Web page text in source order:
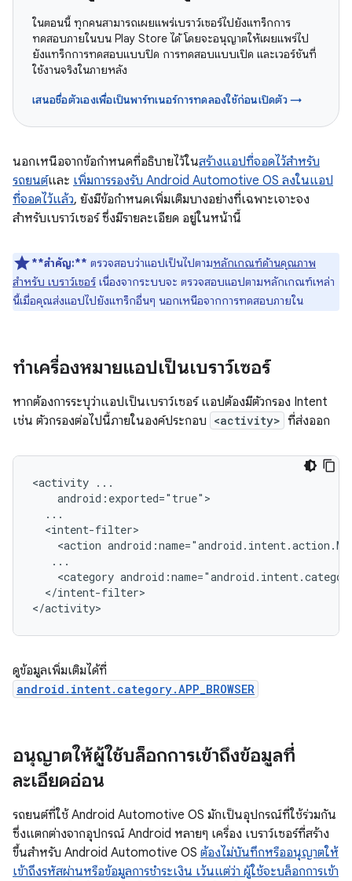
ในตอนนี้ ทุกคนสามารถเผยแพร่เบราว์เซอร์ไปยังแทร็กการ
ทดสอบภายในบน Play Store ได้ โดยจะอนุญาตให้เผยแพร่ไป
ยังแทร็กการทดสอบแบบปิด การทดสอบแบบเปิด และเวอร์ชันที่
ใช้งานจริงในภายหลัง
เสนอชื่อตัวเองเพื่อเป็นพาร์ทเนอร์การทดลองใช้ก่อนเปิดตัว →
นอกเหนือจากข้อกำหนดที่อธิบายไว้ในสร้างแอปที่จอดไว้สำหรับ
รถยนต์และ เพิ่มการรองรับ Android Automotive OS ลงในแอป
ที่จอดไว้แล้ว, ยังมีข้อกำหนดเพิ่มเติมบางอย่างที่เฉพาะเจาะจง
สำหรับเบราว์เซอร์ ซึ่งมีรายละเอียด อยู่ในหน้านี้
**สำคัญ:** ตรวจสอบว่าแอปเป็นไปตามหลักเกณฑ์ด้านคุณภาพ
สำหรับ เบราว์เซอร์ เนื่องจากระบบจะ ตรวจสอบแอปตามหลักเกณฑ์เหล่า
นี้เมื่อคุณส่งแอปไปยังแทร็กอื่นๆ นอกเหนือจากการทดสอบภายใน
ทำเครื่องหมายแอปเป็นเบราว์เซอร์
หากต้องการระบุว่าแอปเป็นเบราว์เซอร์ แอปต้องมีตัวกรอง Intent
เช่น ตัวกรองต่อไปนี้ภายในองค์ประกอบ <activity> ที่ส่งออก
<activity
<action
<category
</intent-filter>
ดูข้อมูลเพิ่มเติมได้ที่
android.intent.category.APP_BROWSER
อนุญาตให้ผู้ใช้บล็อกการเข้าถึงข้อมูลที่
ละเอียดอ่อน
รถยนต์ที่ใช้ Android Automotive OS มักเป็นอุปกรณ์ที่ใช้ร่วมกัน
ซึ่งแตกต่างจากอุปกรณ์ Android หลายๆ เครื่อง เบราว์เซอร์ที่สร้าง
ขึ้นสำหรับ Android Automotive OS ต้องไม่บันทึกหรืออนุญาตให้
เข้าถึงรหัสผ่านหรือข้อมูลการชำระเงิน เว้นแต่ว่า ผู้ใช้จะบล็อกการเข้า